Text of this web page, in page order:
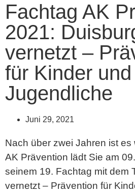
Fachtag AK
2021:
vernetzt –
für Kinder und
Jugendliche
Juni 29, 2021
Nach über zwei Jahren ist es
AK Prävention lädt Sie am
seinem 19. Fachtag mit dem
vernetzt – Prävention für